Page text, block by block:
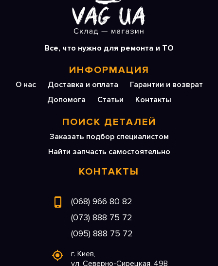
Все, что нужно для ремонта и ТО
ИНФОРМАЦИЯ
О нас Доставка и оплата
Гарантии и возврат
Допомога
Статьи Контакты
ПОИСК ДЕТАЛЕЙ
Заказать подбор специалистом
Найти запчасть самостоятельно
КОНТАКТЫ
(068) 966 80 82
(073) 888 75 72
(095) 888 75 72
г. Киев,
ул. Северно-Сирецкая, 49В